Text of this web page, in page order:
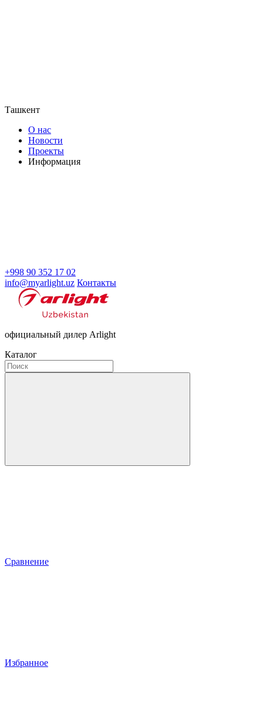
Ташкент
О нас
Новости
Проекты
Информация
+998 90 352 17 02
info@myarlight.uz Контакты
официальный дилер Arlight
Каталог
Сравнение
Избранное